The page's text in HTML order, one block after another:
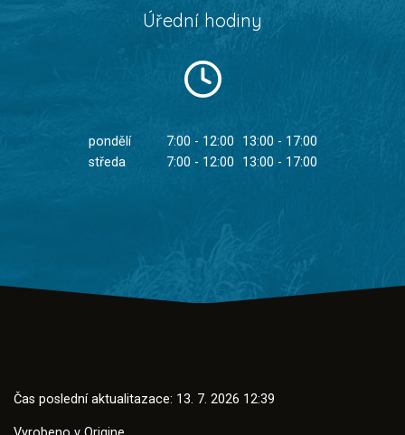
Úřední hodiny
pondělí 7:00 - 12:00
13:00 - 17:00
středa
7:00 - 12:00 13:00 - 17:00
Čas poslední aktualitazace: 13. 7. 2026 12:39